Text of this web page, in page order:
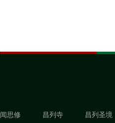
闻思修 昌列寺 昌列圣境